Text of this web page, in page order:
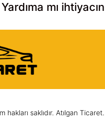
Yardıma mı
hakları saklıdır. Atılgan Ticaret.